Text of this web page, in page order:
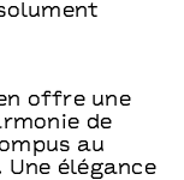
offre une
de
au
élégance